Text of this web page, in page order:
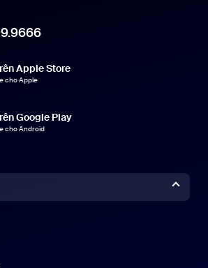
Apple Store
cho Apple
Google Play
cho Android